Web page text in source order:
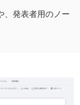
、発表者用のノー